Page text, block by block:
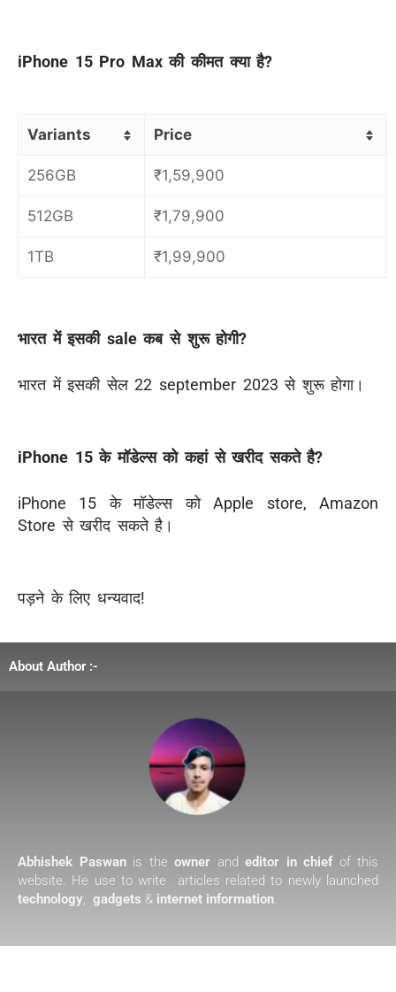
iPhone 15 Pro Max की कीमत क्या है?
Variants Price
256GB ₹1,59,900
512GB ₹1,79,900
1TB ₹1,99,900
भारत में इसकी sale कब से शुरू होगी?
भारत में इसकी सेल 22 september 2023 से शुरू होगा।
iPhone 15 के मॉडेल्स को कहां से खरीद सकते है?
iPhone 15 के मॉडेल्स को Apple store, Amazon
Storeसे खरीद सकते है।
पड़ने के लिए धन्यवाद!
About Author :-
Abhishek Paswanis the owner and editor in chiefof this
website. He use to write articles related to newly launched
technology, gadgets & internet information.